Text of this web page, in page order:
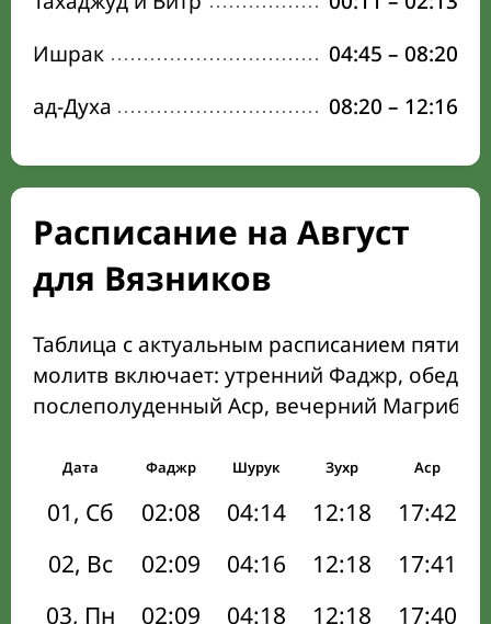
Ишрак
04:45 – 08:20
ад-Духа
08:20 – 12:16
Расписание на Август
для Вязников
Таблица с актуальным расписанием пяти
молитв включает: утренний Фаджр,
послеполуденный Аср, вечерний Магриб
Дата Фаджр Шурук Зухр Аср
01, Сб 02:08 04:14 12:18 17:42
02, Вс
02:09 04:16 12:18 17:41
03, Пн
02:09 04:18 12:18 17:40